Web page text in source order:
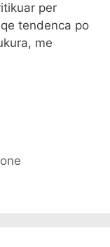
per
tendenca po
me